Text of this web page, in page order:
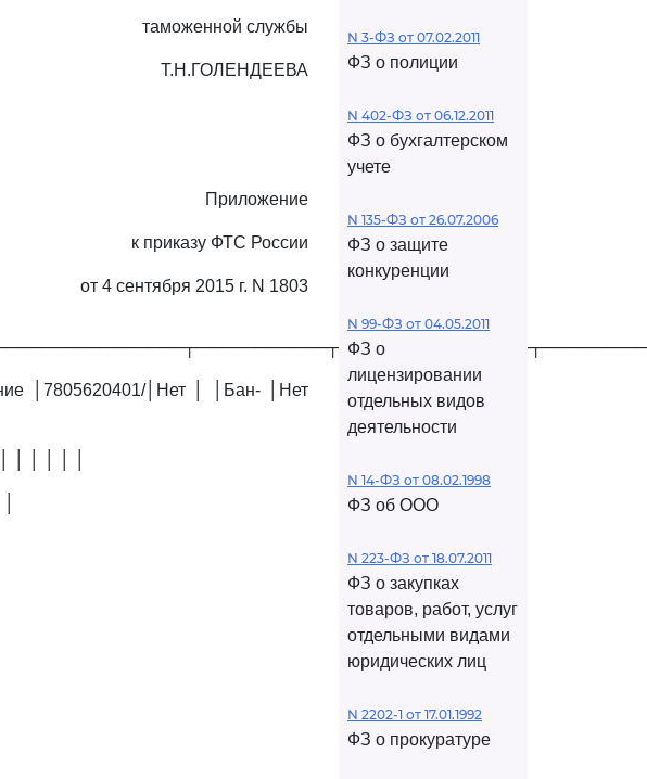
таможенной службы
Т.Н.ГОЛЕНДЕЕВА
Приложение
к приказу ФТС России
от 4 сентября 2015 г. N 1803
│7805620401/│Нет │ │Бан- │Нет
│ │ │ │ │
N 3-ФЗ от 07.02.2011
ФЗ о полиции
N 402-ФЗ от 06.12.2011
ФЗ о бухгалтерском
учете
N 135-ФЗ от 26.07.2006
ФЗ о защите
конкуренции
N 99-ФЗ от 04.05.2011
ФЗ о
лицензировании
отдельных видов
деятельности
N 14-ФЗ от 08.02.1998
ФЗ об ООО
N 223-ФЗ от 18.07.2011
ФЗ о закупках
товаров, работ, услуг
отдельными видами
юридических лиц
N 2202-1 от 17.01.1992
ФЗ о прокуратуре